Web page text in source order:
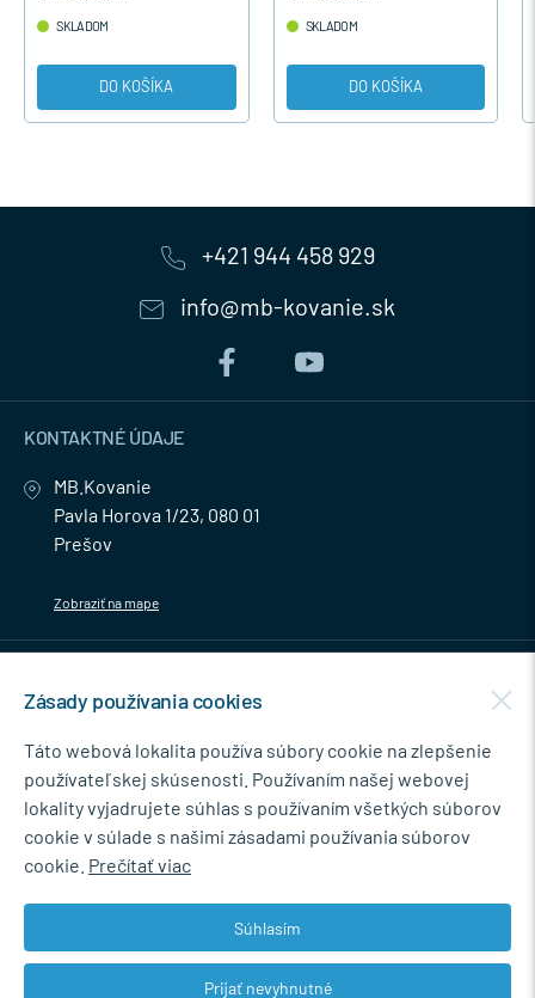
SKLADOM
DO KOŠÍKA
SKLADOM
DO KOŠÍKA
+421 944 458 929
info@mb-kovanie.sk
KONTAKTNÉ ÚDAJE
MB.Kovanie
Pavla Horova 1/23, 080 01
Prešov
Zobraziť na mape
NEWSLETTER
Súhlasím so spracovaním osobných údajov pre marketingové účely.
Zásady ochrany osobných údajov
Zásady používania cookies
Táto webová lokalita používa súbory cookie na zlepšenie
používateľskej skúsenosti. Používaním našej webovej
lokality vyjadrujete súhlas s používaním všetkých súborov
cookie v súlade s našimi zásadami používania súborov
cookie. Prečítať viac
Súhlasím
Prijať nevyhnutné